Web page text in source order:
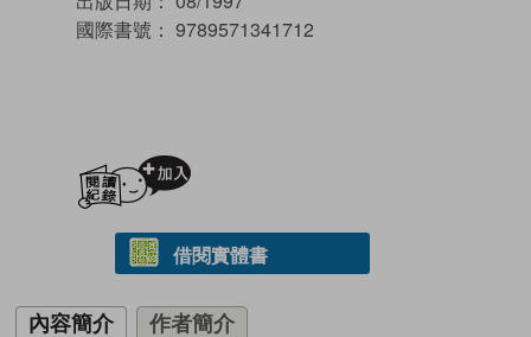
國際書號： 9789571341712
借閱實體書
內容簡介 作者簡介